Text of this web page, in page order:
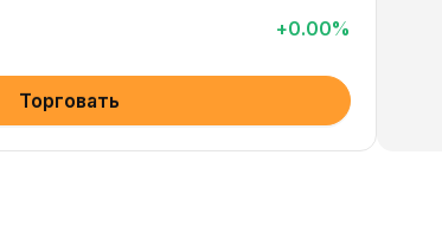
+0.00%
Торговать